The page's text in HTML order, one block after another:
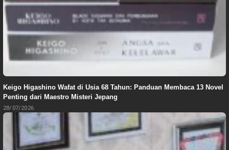
Keigo Higashino Wafat di Usia 68 Tahun: Panduan Membaca 13 Novel
Penting dari Maestro Misteri Jepang
28/07/2026